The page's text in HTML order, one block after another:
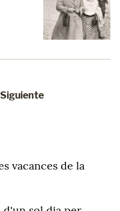
Siguiente
vacances de la